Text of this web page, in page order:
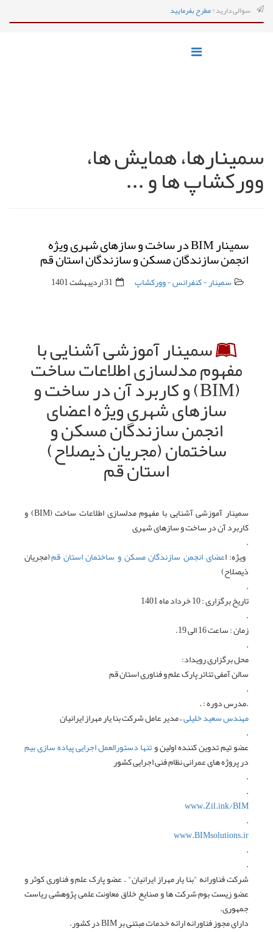
سوالی دارید ?مطرح بفرمایید
سمینارها، همایش ها،
وورکشاپ ها و ...
سمینار BIM در ساخت و سازهای شهری ویژه
انجمن سازندگان مسکن و سازندگان استان قم
سمینار - کنفرانس - وورکشاپ 31 ارديبهشت 1401
سمینار آموزشی آشنایی با
مفهوم مدلسازی اطلاعات ساخت
(BIM) و کاربرد آن در ساخت و
سازهای شهری ویژه اعضای
انجمن سازندگان مسکن و
ساختمان (مجریان ذیصلاح)
استان قم
سمینار آموزشی آشنایی با مفهوم مدلسازی اطلاعات ساخت (BIM) و
کاربرد آن در ساخت و سازهای شهری
.
ویژه: اعضای انجمن سازندگان مسکن و ساختمان استان قم(مجریان
ذیصلاح)
.
تاریخ برگزاری : 10 خرداد ماه 1401
.
زمان : ساعت 16 الی 19.
.
محل برگزاری رویداد:
سالن آمفی تئاتر پارک علم و فناوری استان قم
.
.مدرس دوره : .
مهندس سعید خلیلی، مدیر عامل شرکت بنا یار مهراز ایرانیان
.
عضو تیم تدوین کننده اولین وتنها دستورالعمل اجرایی پیاده سازی بیم
در پروژه های عمرانی نظام فنی اجرایی کشور
.
.
www.Zil.ink/BIM
.
www.BIMsolutions.ir
.
.
شرکت فناورانه "بنا یار مهراز ایرانیان" . عضو پارک علم و فناوری کوثر و
عضو زیست بوم شرکت ها و صنایع خلاق معاونت علمی پژوهشی ریاست
جمهوری.
دارای مجوز فناورانه ارائه خدمات مبتنی بر BIM در کشور.